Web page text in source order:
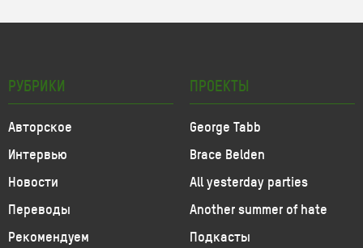
РУБРИКИ
Авторское
Интервью
Новости
Переводы
Рекомендуем
ПРОЕКТЫ
George Tabb
Brace Belden
All yesterday parties
Another summer of hate
Подкасты